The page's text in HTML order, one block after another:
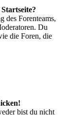
des Forenteams,
Du
die Foren, die
bist du nicht